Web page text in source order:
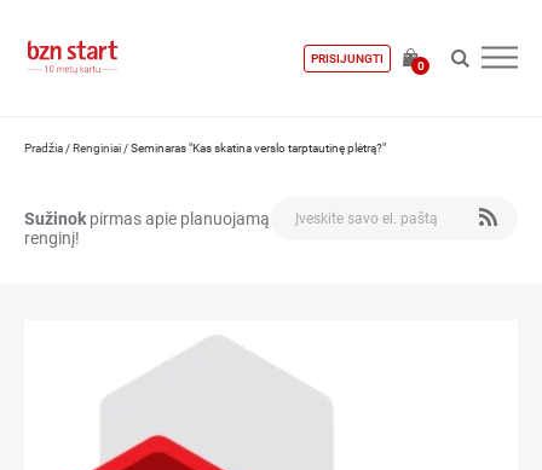
PRISIJUNGTI
0
Pradžia /Renginiai /Seminaras "Kas skatina verslo tarptautinę plėtrą?"
Sužinok pirmas apie planuojamą
renginį!